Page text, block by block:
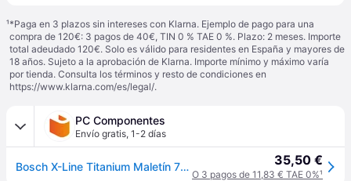
¹*Paga en 3 plazos sin intereses con Klarna. Ejemplo de pago para una
compra de 120€: 3 pagos de 40€, TIN 0 % TAE 0 %. Plazo: 2 meses. Importe
total adeudado 120€. Solo es válido para residentes en España y mayores de
18 años. Sujeto a la aprobación de Klarna. Importe mínimo y máximo varía
por tienda. Consulta los términos y resto de condiciones en
https://www.klarna.com/es/legal/.
PC Componentes
Envío gratis, 1-2 días
Bosch X-Line Titanium Maletín 70 Unidades Brocas y Puntas de Atornillar 35,50 €
O 3 pagos de 11,83 € TAE 0%¹